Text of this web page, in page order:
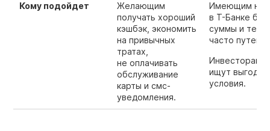
Кому подойдет
Желающим
получать хороший
кэшбэк, экономить
на привычных
тратах,
не оплачивать
обслуживание
карты и смс-
уведомления.
Имеющим на
в Т-Банке
суммы и тем,
часто
Инвесторам,
ищут
условия.